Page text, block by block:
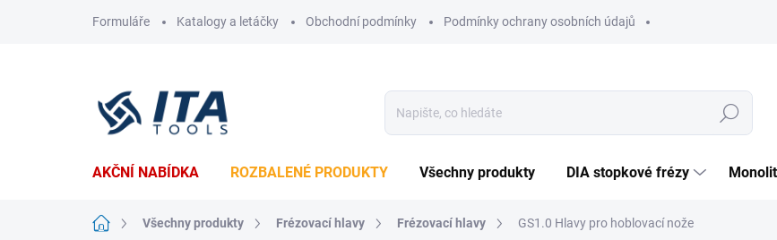
Formuláře Katalogy a letáčky Obchodní podmínky Podmínky ochrany osobních údajů
Hledat
AKČNÍ NABÍDKA ROZBALENÉ PRODUKTY Všechny produkty DIA stopkové frézy
Domů Všechny produkty Frézovací hlavy Frézovací hlavy GS1.0 Hlavy pro hoblovací nože